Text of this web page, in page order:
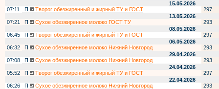
15.05.2026
07:11
П Творог обезжиренный и жирный ТУ и ГОСТ
297
13.05.2026
07:21
П Сухое обезжиренное молоко ГОСТ ТУ
293
08.05.2026
06:45
П Творог обезжиренный и жирный ТУ и ГОСТ
297
06.05.2026
06:32
П Сухое обезжиренное молоко Нижний Новгород
293
29.04.2026
07:08
П Сухое обезжиренное молоко Нижний Новгород
293
24.04.2026
05:52
П Творог обезжиренный и жирный ТУ и ГОСТ
297
22.04.2026
06:26
П Сухое обезжиренное молоко Нижний Новгород
293